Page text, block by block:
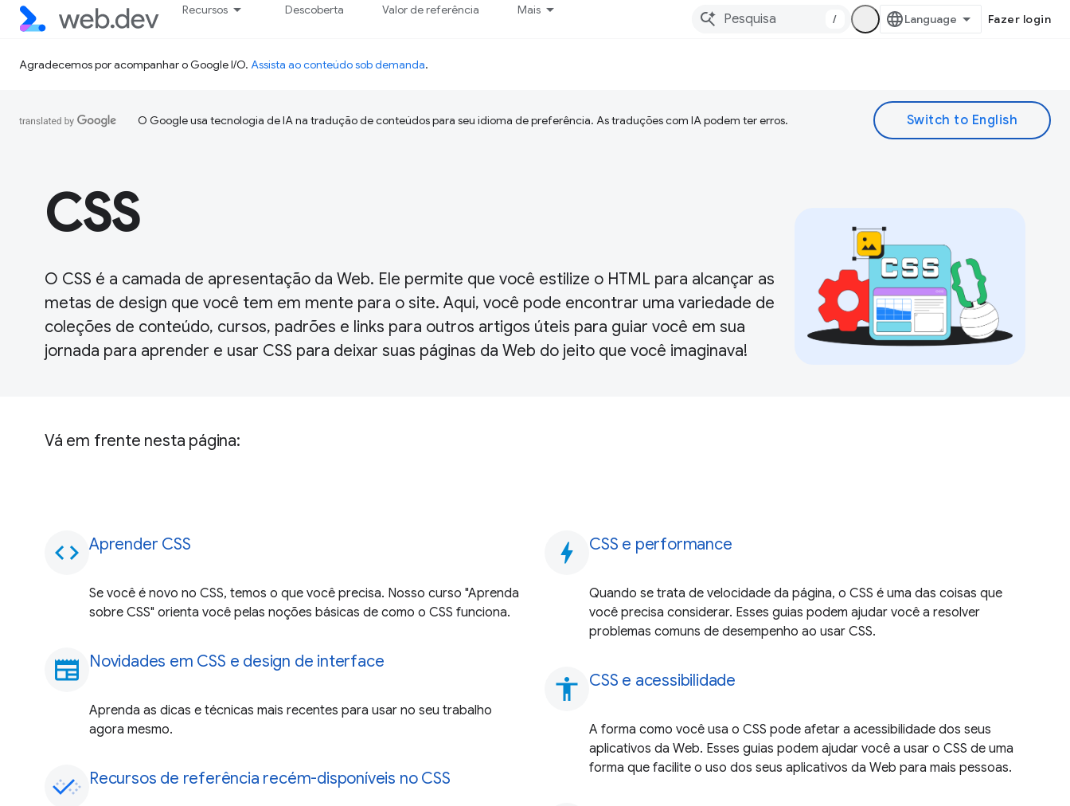
Recursos Descoberta Valor de referência Mais
/ Fazer login
Agradecemos por acompanhar o Google I/O. Assista ao conteúdo sob demanda.
O Google usa tecnologia de IA na tradução de conteúdos para seu idioma de preferência. As traduções com IA podem ter erros.
CSS
O CSS é a camada de apresentação da Web. Ele permite que você estilize o HTML para alcançar as
metas de design que você tem em mente para o site. Aqui, você pode encontrar uma variedade de
coleções de conteúdo, cursos, padrões e links para outros artigos úteis para guiar você em sua
jornada para aprender e usar CSS para deixar suas páginas da Web do jeito que você imaginava!
Vá em frente nesta página:
code Aprender CSS
Se você é novo no CSS, temos o que você precisa. Nosso curso "Aprenda
sobre CSS" orienta você pelas noções básicas de como o CSS funciona.
newspaper Novidades em CSS e design de interface
Aprenda as dicas e técnicas mais recentes para usar no seu trabalho
agora mesmo.
Recursos de referência recém-disponíveis no CSS
bolt CSS e performance
Quando se trata de velocidade da página, o CSS é uma das coisas que
você precisa considerar. Esses guias podem ajudar você a resolver
problemas comuns de desempenho ao usar CSS.
accessibility CSS e acessibilidade
A forma como você usa o CSS pode afetar a acessibilidade dos seus
aplicativos da Web. Esses guias podem ajudar você a usar o CSS de uma
forma que facilite o uso dos seus aplicativos da Web para mais pessoas.